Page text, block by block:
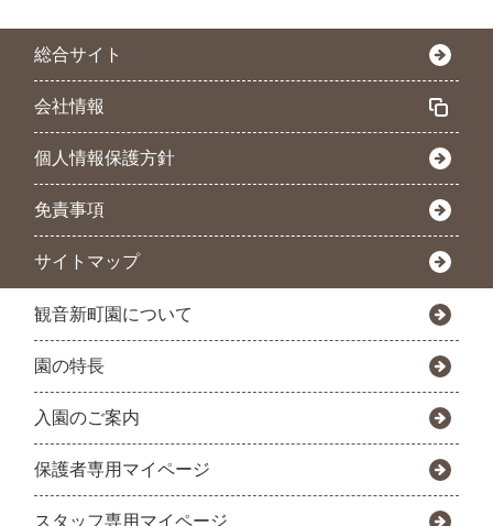
総合サイト
会社情報
個人情報保護方針
免責事項
サイトマップ
観音新町園について
園の特長
入園のご案内
保護者専用マイページ
スタッフ専用マイページ